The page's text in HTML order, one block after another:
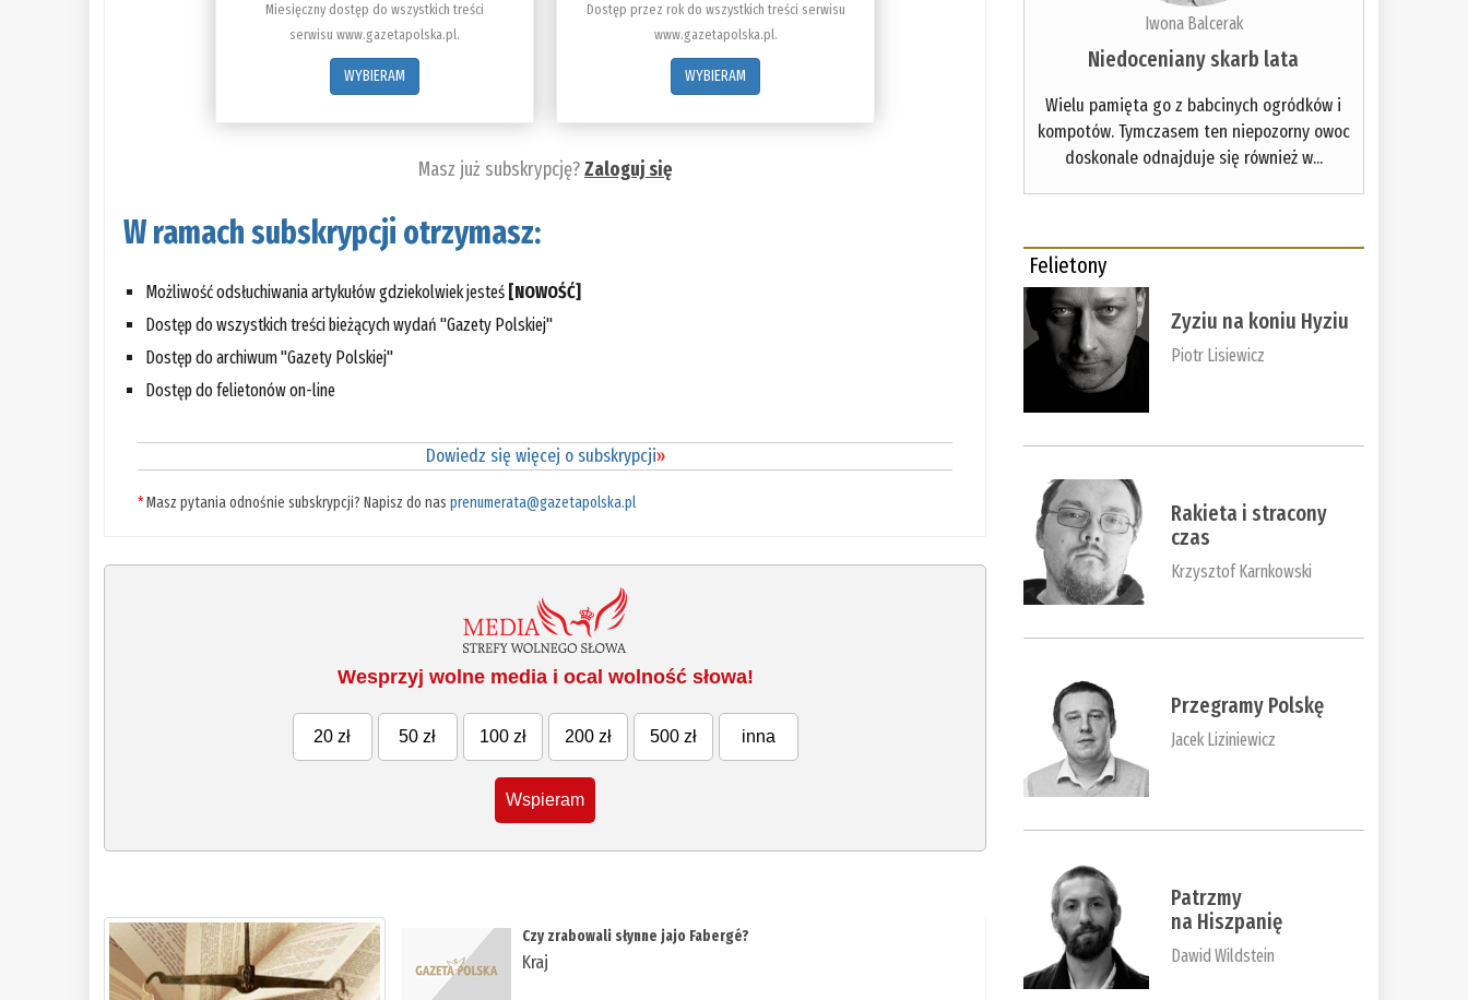
Miesięczny dostęp do wszystkich treści
serwisu www.gazetapolska.pl.
WYBIERAM
Dostęp przez rok do wszystkich treści serwisu
www.gazetapolska.pl.
WYBIERAM
Masz już subskrypcję?Zaloguj się
W ramach subskrypcji otrzymasz:
Możliwość odsłuchiwania artykułów gdziekolwiek jesteś [NOWOŚĆ]
Dostęp do wszystkich treści bieżących wydań "Gazety Polskiej"
Dostęp do archiwum "Gazety Polskiej"
Dostęp do felietonów on-line
Dowiedz się więcej o subskrypcji»
*Masz pytania odnośnie subskrypcji? Napisz do nasprenumerata@gazetapolska.pl
Wesprzyj wolne media i ocal wolność słowa!
20 zł 50 zł 100 zł 200 zł 500 zł inna
Wspieram
Czy zrabowali słynne jajo Fabergé?
Kraj
Iwona Balcerak
Niedoceniany skarb lata
Wielu pamięta go z babcinych ogródków i
kompotów. Tymczasem ten niepozorny owoc
doskonale odnajduje się również w...
Felietony
Zyziu na koniu Hyziu
Piotr Lisiewicz
Rakieta i stracony
czas
Krzysztof Karnkowski
Przegramy Polskę
Jacek Liziniewicz
Patrzmy
na Hiszpanię
Dawid Wildstein